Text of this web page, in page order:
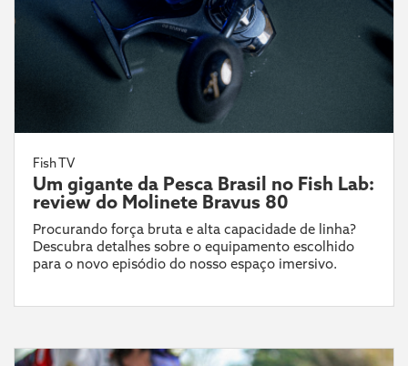
Fish TV
Um gigante da Pesca Brasil no Fish Lab:
review do Molinete Bravus 80
Procurando força bruta e alta capacidade de linha?
Descubra detalhes sobre o equipamento escolhido
para o novo episódio do nosso espaço imersivo.